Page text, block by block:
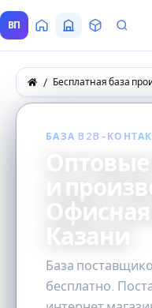
ВП ГлавнаяВсе Поставщики
Товары
БАЗА B2B-
и
Офисная
Казани
База
бесплатно.